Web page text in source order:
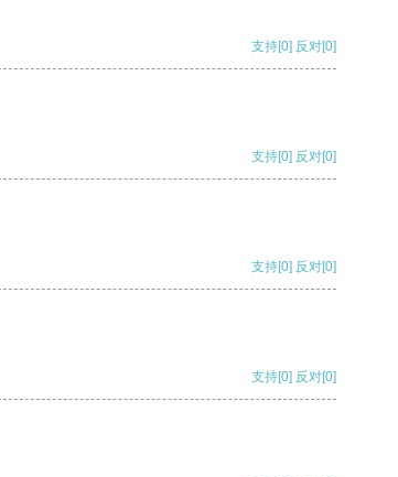
支持[0] 反对[0]
支持[0] 反对[0]
支持[0] 反对[0]
支持[0] 反对[0]